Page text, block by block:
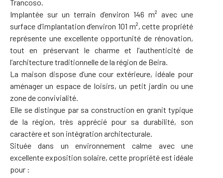
Trancoso
Implantée sur un terrain d’environ 146 m² avec une
surface d’implantation d’environ 101 m², cette propriété
représente une excellente opportunité de rénovation,
tout en préservant le charme et l’authenticité de
l’architecture traditionnelle de la région de Beira.
La maison dispose d’une cour extérieure, idéale pour
aménager un espace de loisirs, un petit jardin ou une
zone de convivialité.
Elle se distingue par sa construction en granit typique
de la région, très apprécié pour sa durabilité, son
caractère et son intégration architecturale.
Située dans un environnement calme avec une
excellente exposition solaire, cette propriété est idéale
pour :